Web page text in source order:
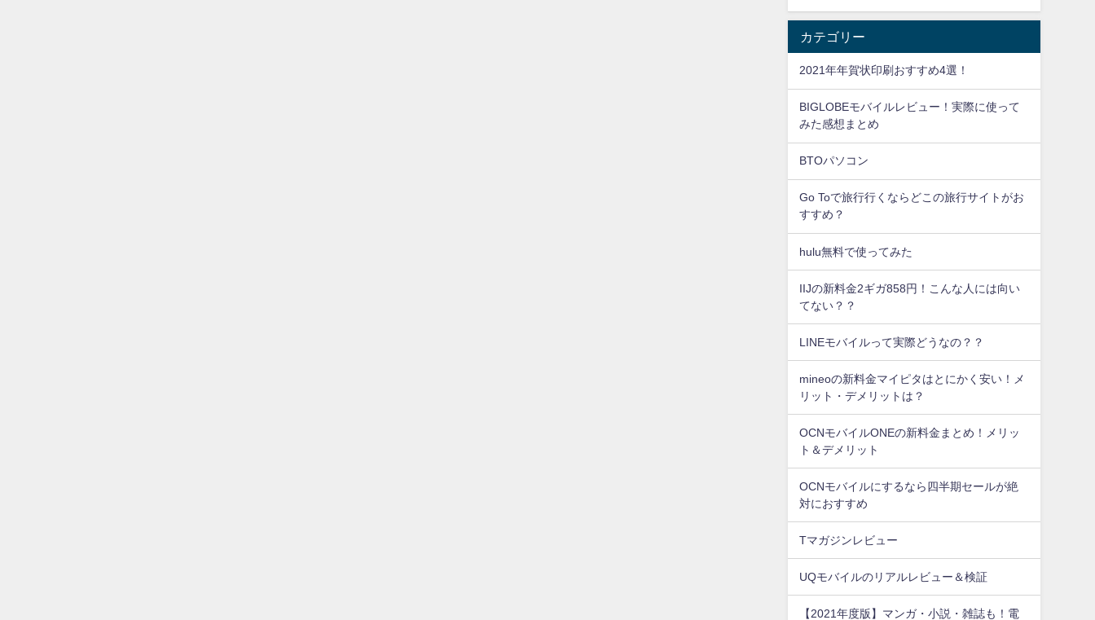
カテゴリー
2021年年賀状印刷おすすめ4選！
BIGLOBEモバイルレビュー！実際に使って
みた感想まとめ
BTOパソコン
Go Toで旅行行くならどこの旅行サイトがお
すすめ？
hulu無料で使ってみた
IIJの新料金2ギガ858円！こんな人には向い
てない？？
LINEモバイルって実際どうなの？？
mineoの新料金マイピタはとにかく安い！メ
リット・デメリットは？
OCNモバイルONEの新料金まとめ！メリッ
ト＆デメリット
OCNモバイルにするなら四半期セールが絶
対におすすめ
Tマガジンレビュー
UQモバイルのリアルレビュー＆検証
【2021年度版】マンガ・小説・雑誌も！電